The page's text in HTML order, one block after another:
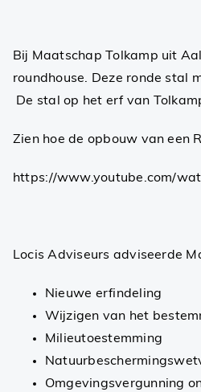
Bij Maatschap Tolkamp uit
roundhouse. Deze ronde stal
De stal op het erf van
Zien hoe de opbouw van een
https://www.youtube.com/
Locis Adviseurs adviseerde
Nieuwe erfindeling
Wijzigen van het
Milieutoestemming
Omgevingsvergunning